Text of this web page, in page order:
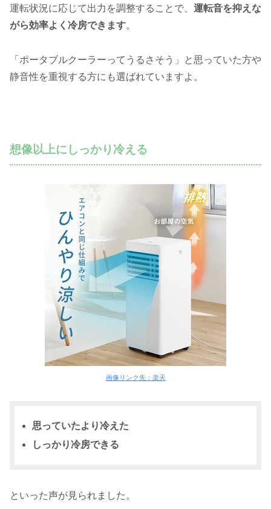
運転状況に応じて出力を調整することで、 運転音を抑えな
がら効率よく冷房できます。
「ポータブルクーラーってうるさそう」と思っていた方や
静音性を重視する方にも選ばれていますよ。
想像以上にしっかり冷える
画像リンク先：楽天
思っていたより冷えた
しっかり冷房できる
といった声が見られました。